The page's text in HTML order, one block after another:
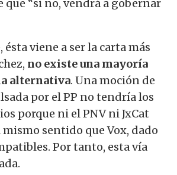
que “si no, vendrá a gobernar
viene a ser la carta más
no existe una mayoría
alternativa. Una moción de
por el PP no tendría los
porque ni el PNV ni JxCat
sentido que Vox, dado
Por tanto, esta vía